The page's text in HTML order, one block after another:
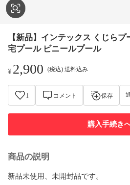
【新品】インテックス くじら
宅プール ビニールプール
¥2,900 (税込) 送料込み
1 コメント 保存
購入手続き
商品の説明
新品未使用、未開封品です。